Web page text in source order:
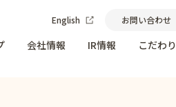
English お問い合わせ
会社情報 IR情報 こだわり